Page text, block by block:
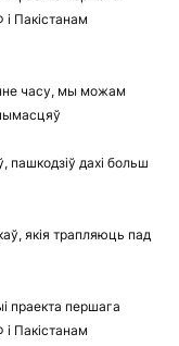
Пакістанам
часу, мы можам
пашкодзіў дахі больш
якія трапляюць пад
праекта першага
Пакістанам